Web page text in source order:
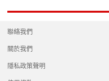
聯絡我們
關於我們
隱私政策聲明